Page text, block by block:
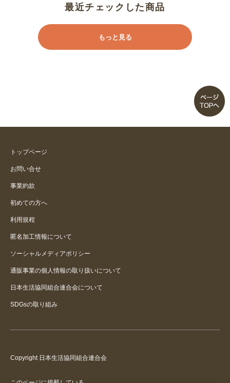
最近チェックした商品
もっと見る
トップページ
お問い合せ
事業約款
初めての方へ
利用規程
匿名加工情報について
ソーシャルメディアポリシー
通販事業の個人情報の取り扱いについて
日本生活協同組合連合会について
SDGsの取り組み
Copyright 日本生活協同組合連合会